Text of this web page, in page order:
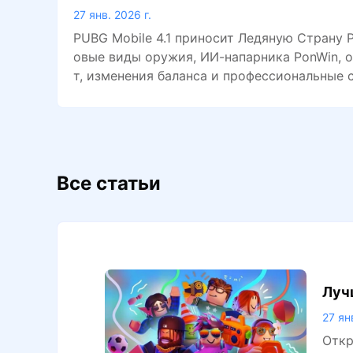
оветы и основные изменения
27 янв. 2026 г.
PUBG Mobile 4.1 приносит Ледяную Страну
овые виды оружия, ИИ-напарника PonWin,
т, изменения баланса и профессиональные
Все статьи
27